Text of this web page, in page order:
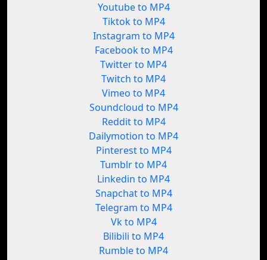
Youtube to MP4
Tiktok to MP4
Instagram to MP4
Facebook to MP4
Twitter to MP4
Twitch to MP4
Vimeo to MP4
Soundcloud to MP4
Reddit to MP4
Dailymotion to MP4
Pinterest to MP4
Tumblr to MP4
Linkedin to MP4
Snapchat to MP4
Telegram to MP4
Vk to MP4
Bilibili to MP4
Rumble to MP4